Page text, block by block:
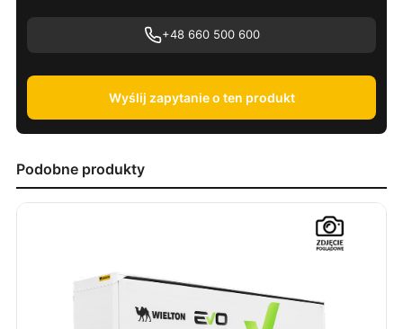
+48 660 500 600
Wyślij zapytanie o ten produkt
Podobne produkty